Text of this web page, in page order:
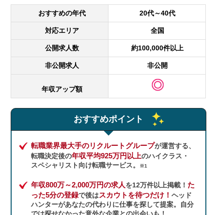
おすすめの年代 20代～40代
対応エリア 全国
公開求人数 約100,000件以上
非公開求人 非公開
年収アップ額
おすすめポイント
転職業界最大手のリクルートグループが運営する、
転職決定後の年収平均925万円以上のハイクラス・
スペシャリスト向け転職サービス。
※1
年収800万～2,000万円の求人を12万件以上掲載！ た
った5分の登録で後はスカウトを待つだけ！ヘッド
ハンターがあなたの代わりに仕事を探して提案。自分
では探せなかった意外な企業との出会いも！